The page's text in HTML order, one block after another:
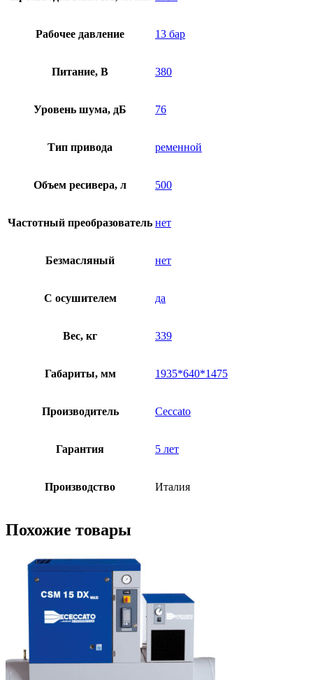
Рабочее давление 13 бар
Питание, В 380
Уровень шума, дБ 76
Тип привода ременной
Объем ресивера, л 500
Частотный преобразователь нет
Безмасляный нет
C осушителем да
Вес, кг 339
Габариты, мм 1935*640*1475
Производитель Ceccato
Гарантия 5 лет
Производство Италия
Похожие товары